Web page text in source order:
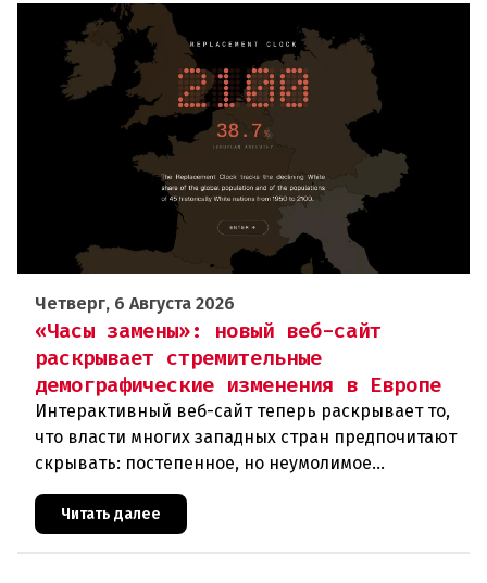
Четверг, 6 Августа 2026
«Часы замены»: новый веб-сайт
раскрывает стремительные
демографические изменения в Европе
Интерактивный веб-сайт теперь раскрывает то,
что власти многих западных стран предпочитают
скрывать: постепенное, но неумолимое
сокращение численности населения
европейского происхождения. «Часы замен
Читать далее